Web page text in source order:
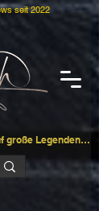
große Legenden…
seit 2022